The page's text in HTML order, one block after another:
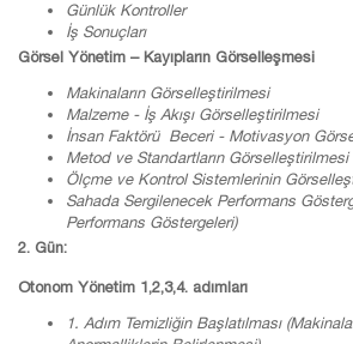
Günlük Kontroller
İş Sonuçları
Görsel Yönetim – Kayıpların Görselleşmesi
Makinaların Görselleştirilmesi
Malzeme - İş Akışı Görselleştirilmesi
İnsan Faktörü Beceri - Motivasyon
Metodve Standartların Görselleştirilmesi
Ölçme ve Kontrol Sistemlerinin
Sahada Sergilenecek Performans
Performans Göstergeleri)
2. Gün:
Otonom Yönetim 1,2,3,4. adımları
1. Adım Temizliğin Başlatılması